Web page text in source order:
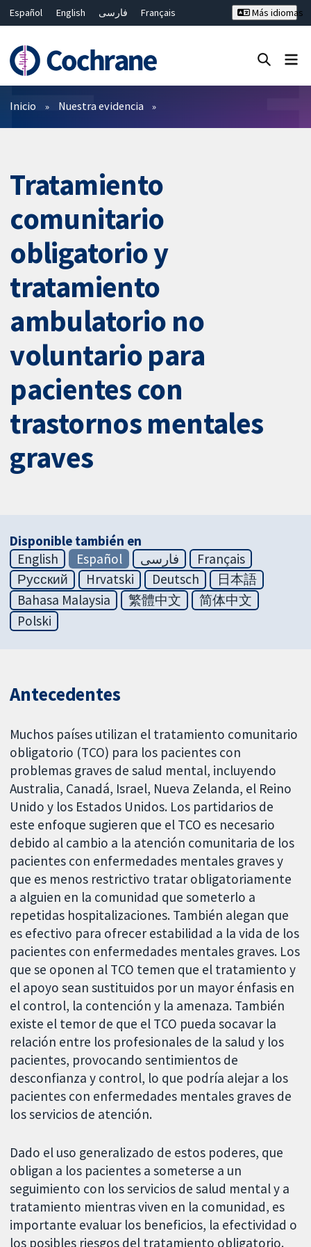
Español English فارسی
Français
Bahasa Malaysia
ไทย 繁體中文
Más idiomas
Filtros
Inicio Nuestra evidencia
Tratamiento
comunitario
obligatorio y
tratamiento
ambulatorio no
voluntario para
pacientes con
trastornos mentales
graves
Disponible también en
English
Español فارسی
Français
Русский
Hrvatski Deutsch
日本語
Bahasa Malaysia
繁體中文
简体中文
Polski
Antecedentes
Muchos países utilizan el tratamiento comunitario
obligatorio (TCO) para los pacientes con
problemas graves de salud mental, incluyendo
Australia, Canadá, Israel, Nueva Zelanda, el Reino
Unido y los Estados Unidos. Los partidarios de
este enfoque sugieren que el TCO es necesario
debido al cambio a la atención comunitaria de los
pacientes con enfermedades mentales graves y
que es menos restrictivo tratar obligatoriamente
a alguien en la comunidad que someterlo a
repetidas hospitalizaciones. También alegan que
es efectivo para ofrecer estabilidad a la vida de los
pacientes con enfermedades mentales graves. Los
que se oponen al TCO temen que el tratamiento y
el apoyo sean sustituidos por un mayor énfasis en
el control, la contención y la amenaza. También
existe el temor de que el TCO pueda socavar la
relación entre los profesionales de la salud y los
pacientes, provocando sentimientos de
desconfianza y control, lo que podría alejar a los
pacientes con enfermedades mentales graves de
los servicios de atención.
Dado el uso generalizado de estos poderes, que
obligan a los pacientes a someterse a un
seguimiento con los servicios de salud mental y a
tratamiento mientras viven en la comunidad, es
importante evaluar los beneficios, la efectividad o
los posibles riesgos del tratamiento obligatorio.